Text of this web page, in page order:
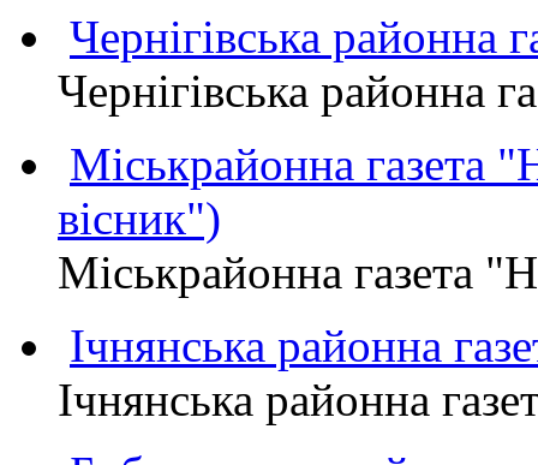
Чернігівська
Чернігівська
Міськрайонна
вісник")
Міськрайонна газета
Ічнянська районна
Ічнянська районна